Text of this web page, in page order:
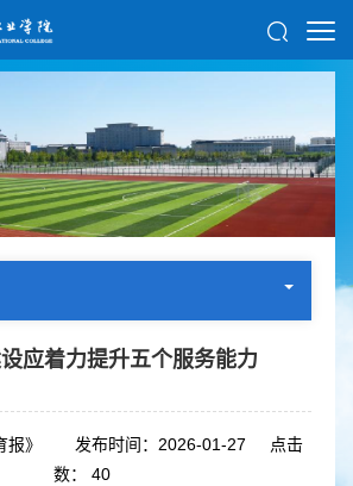
应着力提升五个服务能力
报》 发布时间：2026-01-27
点击
数：
40